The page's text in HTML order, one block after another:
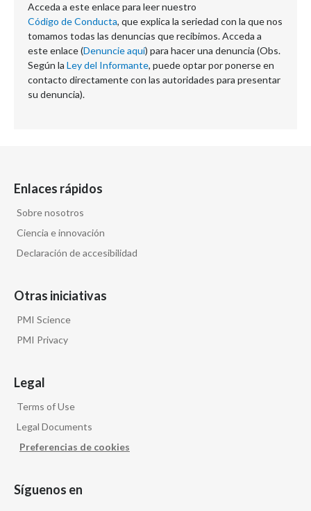
Acceda a este enlace para leer nuestro
Código de Conducta, que explica la seriedad con la que nos
tomamos todas las denuncias que recibimos. Acceda a
este enlace (Denuncie aquí) para hacer una denuncia (Obs.
Según la Ley del Informante, puede optar por ponerse en
contacto directamente con las autoridades para presentar
su denuncia).
Enlaces rápidos
Sobre nosotros
Ciencia e innovación
Declaración de accesibilidad
Otras iniciativas
PMI Science
PMI Privacy
Legal
Terms of Use
Legal Documents
Preferencias de cookies
Síguenos en